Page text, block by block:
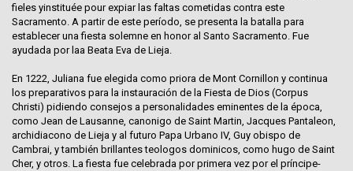
fieles yinstituée pour expiar las faltas cometidas contra este
Sacramento. A partir de este período, se presenta la batalla para
establecer una fiesta solemne en honor al Santo Sacramento. Fue
ayudada por laa Beata Eva de Lieja.
En 1222, Juliana fue elegida como priora de Mont Cornillon y continua
los preparativos para la instauración de la Fiesta de Dios (Corpus
Christi) pidiendo consejos a personalidades eminentes de la época,
como Jean de Lausanne, canonigo de Saint Martin, Jacques Pantaleon,
archidiacono de Lieja y al futuro Papa Urbano IV, Guy obispo de
Cambrai, y también brillantes teologos dominicos, como hugo de Saint
Cher, y otros. La fiesta fue celebrada por primera vez por el príncipe-